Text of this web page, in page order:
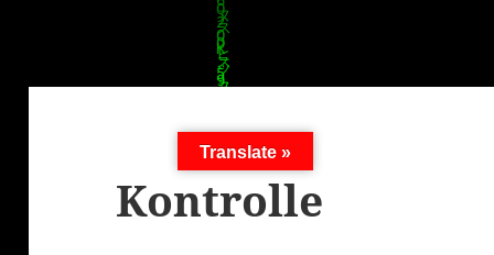
Kontrolle
Translate »